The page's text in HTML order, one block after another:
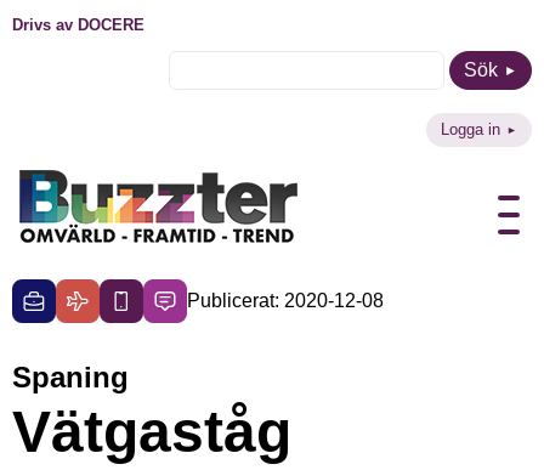
Drivs av DOCERE
Sök
Logga in
Publicerat: 2020-12-08
Spaning
Vätgaståg